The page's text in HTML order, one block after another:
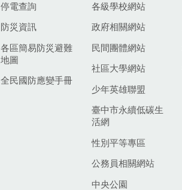
停電查詢
防災資訊
各區簡易防災避難
地圖
全民國防應變手冊
各級學校網站
政府相關網站
民間團體網站
社區大學網站
少年英雄聯盟
臺中市永續低碳生
活網
性別平等專區
公務員相關網站
中央公園